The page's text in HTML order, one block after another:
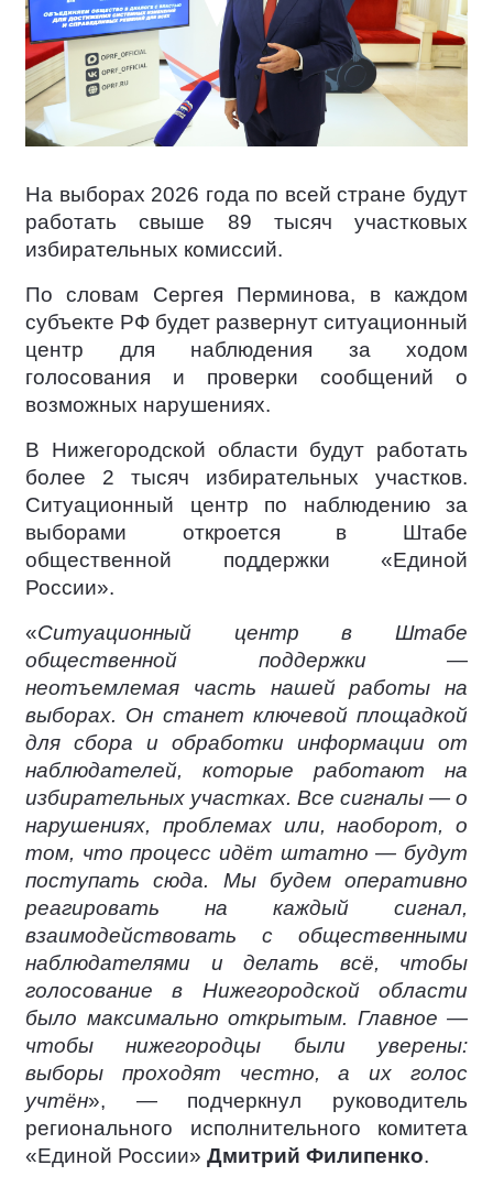
На выборах 2026 года по всей стране будут
работать свыше 89 тысяч участковых
избирательных комиссий.
По словам Сергея Перминова, в каждом
субъекте РФ будет развернут ситуационный
центр для наблюдения за ходом
голосования и проверки сообщений о
возможных нарушениях.
В Нижегородской области будут работать
более 2 тысяч избирательных участков.
Ситуационный центр по наблюдению за
выборами откроется в Штабе
общественной поддержки «Единой
России».
«Ситуационный центр в Штабе
общественной поддержки —
неотъемлемая часть нашей работы на
выборах. Он станет ключевой площадкой
для сбора и обработки информации от
наблюдателей, которые работают на
избирательных участках. Все сигналы — о
нарушениях, проблемах или, наоборот, о
том, что процесс идёт штатно — будут
поступать сюда. Мы будем оперативно
реагировать на каждый сигнал,
взаимодействовать с общественными
наблюдателями и делать всё, чтобы
голосование в Нижегородской области
было максимально открытым. Главное —
чтобы нижегородцы были уверены:
выборы проходят честно, а их голос
учтён», — подчеркнул руководитель
регионального исполнительного комитета
«Единой России» Дмитрий Филипенко.